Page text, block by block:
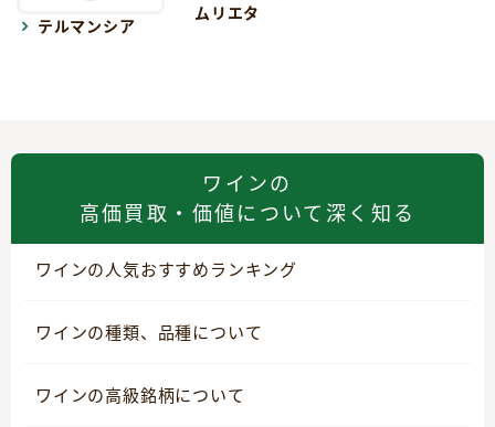
テルマンシア
ムリエタ
ワインの
高価買取・価値について深く知る
ワインの人気おすすめランキング
ワインの種類、品種について
ワインの高級銘柄について